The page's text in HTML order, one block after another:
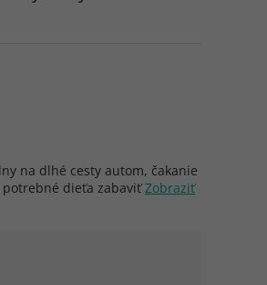
na dlhé cesty autom, čakanie
dieťa zabaviťZobraziť